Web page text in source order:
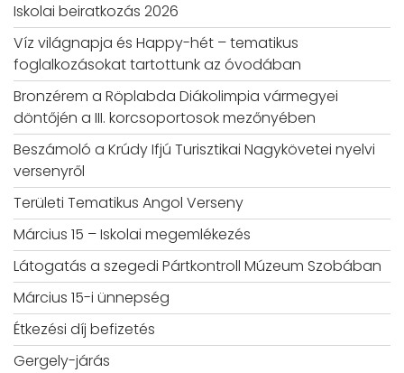
Iskolai beiratkozás 2026
Víz világnapja és Happy-hét – tematikus
foglalkozásokat tartottunk az óvodában
Bronzérem a Röplabda Diákolimpia vármegyei
döntőjén a III. korcsoportosok mezőnyében
Beszámoló a Krúdy Ifjú Turisztikai Nagykövetei nyelvi
versenyről
Területi Tematikus Angol Verseny
Március 15 – Iskolai megemlékezés
Látogatás a szegedi Pártkontroll Múzeum Szobában
Március 15-i ünnepség
Étkezési díj befizetés
Gergely-járás